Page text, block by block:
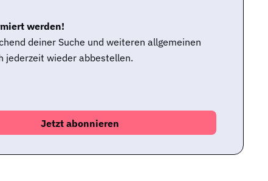
werden!
deiner Suche und weiteren allgemeinen
jederzeit wieder abbestellen.